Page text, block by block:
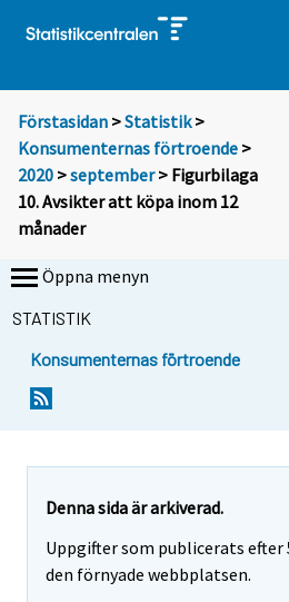
Förstasidan >Statistik >
Konsumenternas förtroende >
2020 >september> Figurbilaga
10. Avsikter att köpa inom 12
månader
Öppna menyn
STATISTIK
Konsumenternas förtroende
Denna sida är arkiverad.
Uppgifter som publicerats efter
den förnyade webbplatsen.